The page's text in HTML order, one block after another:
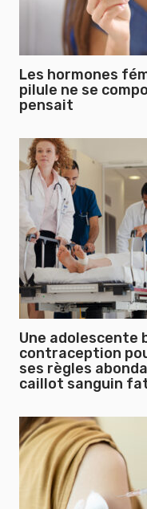
Les hormones
pilule ne se
pensait
Une adolescente
contraception
ses règles
caillot sanguin